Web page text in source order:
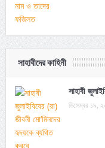
সাহাবীদের কাহিনী
সাহাবী
ডিসেম্বর ১৯,